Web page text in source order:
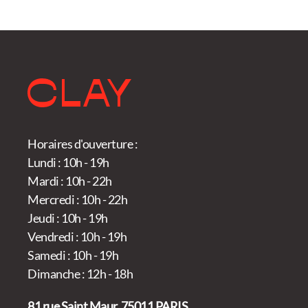
Horaires d'ouverture :
Lundi : 10h - 19h
Mardi : 10h - 22h
Mercredi : 10h - 22h
Jeudi : 10h - 19h
Vendredi : 10h - 19h
Samedi : 10h - 19h
Dimanche : 12h - 18h